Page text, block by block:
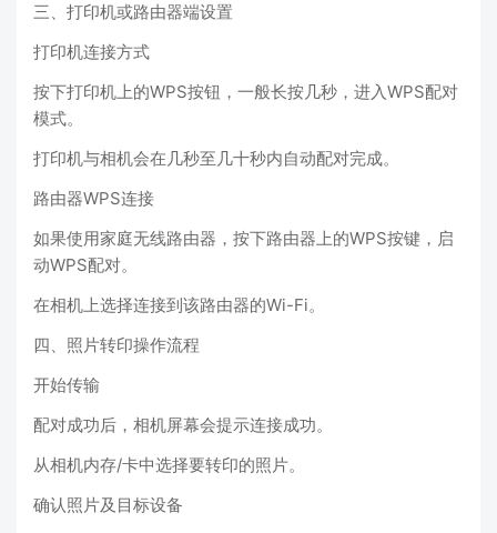
三、打印机或路由器端设置
打印机连接方式
按下打印机上的WPS按钮，一般长按几秒，进入WPS配对
模式。
打印机与相机会在几秒至几十秒内自动配对完成。
路由器WPS连接
如果使用家庭无线路由器，按下路由器上的WPS按键，启
动WPS配对。
在相机上选择连接到该路由器的Wi-Fi。
四、照片转印操作流程
开始传输
配对成功后，相机屏幕会提示连接成功。
从相机内存/卡中选择要转印的照片。
确认照片及目标设备